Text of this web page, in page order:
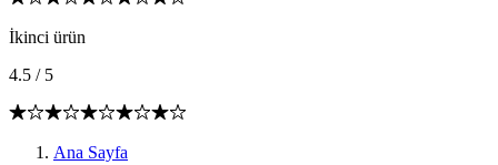
İkinci ürün
4.5 / 5
Ana Sayfa